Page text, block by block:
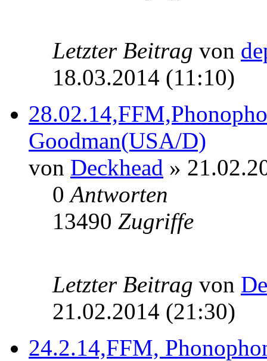
Letzter Beitrag von
18.03.2014 (11:10)
Goodman(USA/D)
von Deckhead »
0Antworten
13490 Zugriffe
Letzter Beitrag von
21.02.2014 (21:30)
24.2.14,FFM,